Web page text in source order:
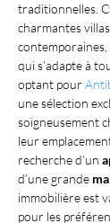
traditionnelles.
charmantes
qui s’adapte à
optant pour
une sélection
soigneusement
leur
recherche d’un
d’une grande
immobilière est
pour les